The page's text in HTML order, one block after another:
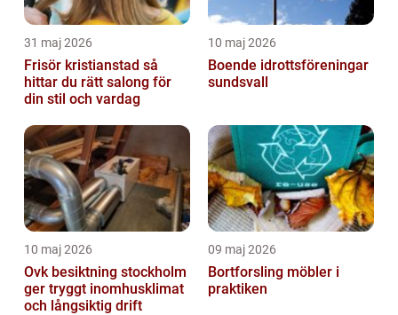
31 maj 2026
Frisör kristianstad så
hittar du rätt salong för
din stil och vardag
10 maj 2026
Boende idrottsföreningar
sundsvall
10 maj 2026
Ovk besiktning stockholm
ger tryggt inomhusklimat
och långsiktig drift
09 maj 2026
Bortforsling möbler i
praktiken